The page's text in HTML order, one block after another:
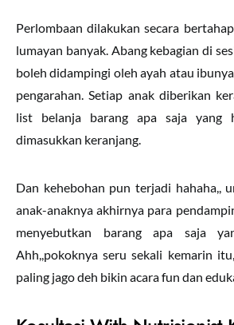
Perlombaan dilakukan secara
lumayan banyak. Abang kebagian di
boleh didampingi oleh ayah atau
pengarahan. Setiap anak diberikan
list belanja barang apa saja yang
dimasukkan keranjang.
Dan kehebohan pun terjadi hahaha,,
anak-anaknya akhirnya para
menyebutkan barang apa saja
Ahh,,pokoknya seru sekali kemarin
paling jago deh bikin acara fun dan